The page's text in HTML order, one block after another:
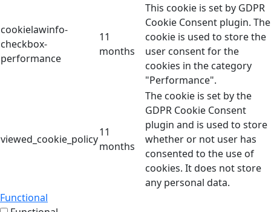
cookielawinfo-
checkbox-
performance
11
months
This cookie is set by GDPR
Cookie Consent plugin. The
cookie is used to store the
user consent for the
cookies in the category
"Performance".
viewed_cookie_policy
11
months
The cookie is set by the
GDPR Cookie Consent
plugin and is used to store
whether or not user has
consented to the use of
cookies. It does not store
any personal data.
Functional